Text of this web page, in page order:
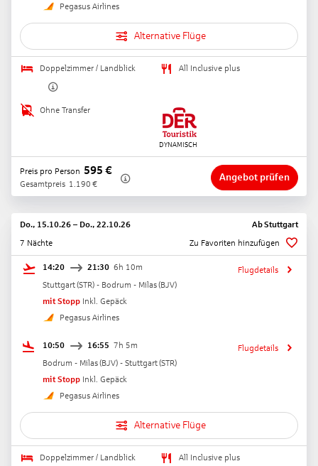
Pegasus Airlines
Alternative Flüge
Doppelzimmer / Landblick All Inclusive plus
Ohne Transfer
Preis pro Person 595 €
Gesamtpreis 1.190 €
Angebot prüfen
Do., 15.10.26 – Do., 22.10.26 AbStuttgart
7 Nächte
Zu Favoriten hinzufügen
14:20 21:30 6h 10m
Stuttgart(STR) - Bodrum - Milas(BJV)
mit Stopp Inkl. Gepäck
Pegasus Airlines
Flugdetails
10:50 16:55 7h 5m
Bodrum - Milas(BJV) - Stuttgart(STR)
mit Stopp Inkl. Gepäck
Pegasus Airlines
Flugdetails
Alternative Flüge
Doppelzimmer / Landblick All Inclusive plus